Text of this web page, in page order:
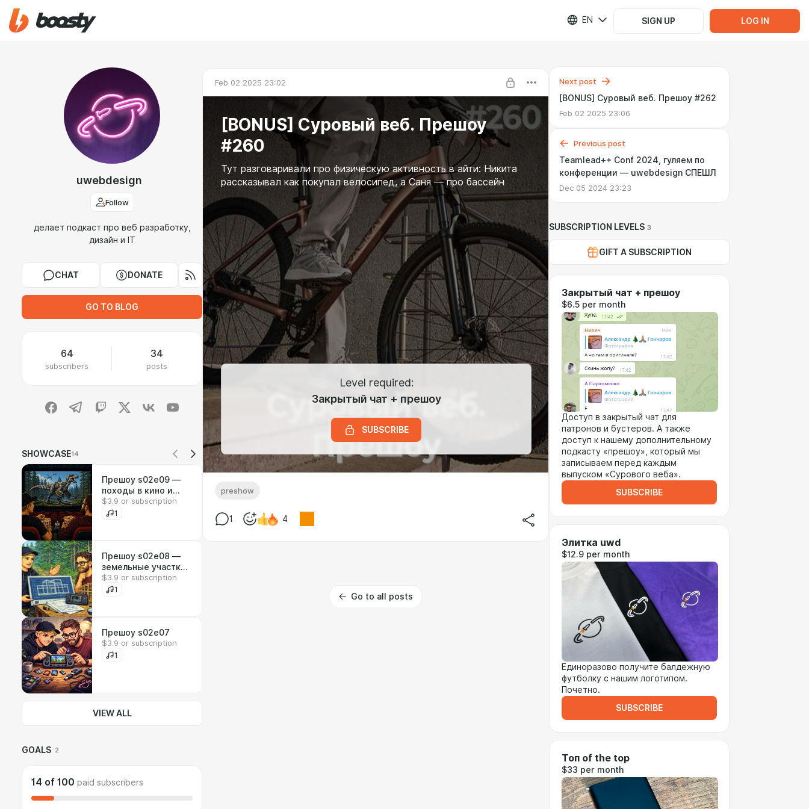
EN SIGN UP LOG IN
uwebdesign
Follow
делает подкаст про веб разработку,
дизайн и IT
CHAT DONATE
GO TO BLOG
64
subscribers
34
posts
SHOWCASE14
Прешоу s02e09 —
походы в кино и
детский контент
$3.9 or subscription
1
Прешоу s02e08 —
земельные участки,
дома, blu-ray
проигрыватели и
$3.9 or subscription
1
Прешоу s02e07
$3.9 or subscription
1
VIEW ALL
GOALS 2
14 of 100 paid subscribers
Feb 02 2025 23:02
[BONUS] Суровый веб. Прешоу
#260
Тут разговаривали про физическую активность в айти: Никита
рассказывал как покупал велосипед, а Саня — про бассейн
Level required:
Закрытый чат + прешоу
SUBSCRIBE
preshow
1 4
Go to all posts
Next post
[BONUS] Суровый веб. Прешоу #262
Feb 02 2025 23:06
Previous post
Teamlead++ Conf 2024, гуляем по
конференции — uwebdesign СПЕШЛ
Dec 05 2024 23:23
SUBSCRIPTION LEVELS 3
GIFT A SUBSCRIPTION
Закрытый чат + прешоу
$6.5 per month
Доступ в закрытый чат для
патронов и бустеров. А также
доступ к нашему дополнительному
подкасту «прешоу», который мы
записываем перед каждым
выпуском «Сурового веба».
SUBSCRIBE
Элитка uwd
$12.9 per month
Единоразово получите балдежную
футболку с нашим логотипом.
Почетно.
SUBSCRIBE
Топ of the top
$33 per month